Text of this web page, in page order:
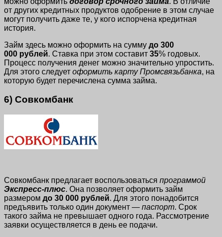
от других кредитных продуктов одобрение в этом случае
могут получить даже те, у кого испорчена кредитная
история.
Займ здесь можно оформить на сумму до 300
000 рублей. Ставка при этом составит 35% годовых.
Процесс получения денег можно значительно упростить.
Для этого следует оформить карту Промсвязьбанка, на
которую будет перечислена сумма займа.
6) Совкомбанк
Совкомбанк предлагает воспользоваться программой
Экспресс-плюс. Она позволяет оформить займ
размером до 30 000 рублей. Для этого понадобится
предъявить только один документ — паспорт. Срок
такого займа не превышает одного года. Рассмотрение
заявки осуществляется в день ее подачи.